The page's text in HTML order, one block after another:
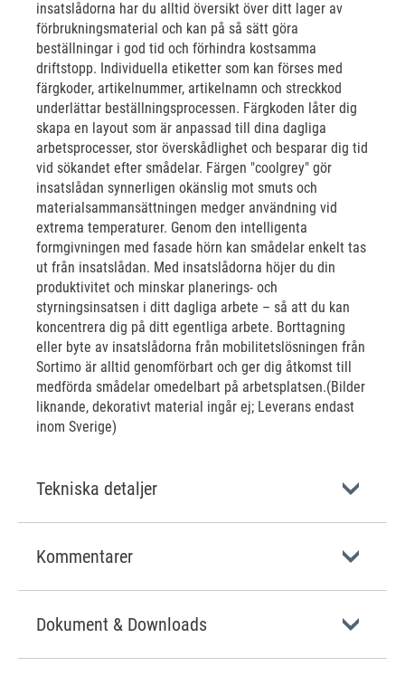
insatslådorna har du alltid översikt över ditt lager av
förbrukningsmaterial och kan på så sätt göra
beställningar i god tid och förhindra kostsamma
driftstopp. Individuella etiketter som kan förses med
färgkoder, artikelnummer, artikelnamn och streckkod
underlättar beställningsprocessen. Färgkoden låter dig
skapa en layout som är anpassad till dina dagliga
arbetsprocesser, stor överskådlighet och besparar dig tid
vid sökandet efter smådelar. Färgen "coolgrey" gör
insatslådan synnerligen okänslig mot smuts och
materialsammansättningen medger användning vid
extrema temperaturer. Genom den intelligenta
formgivningen med fasade hörn kan smådelar enkelt tas
ut från insatslådan. Med insatslådorna höjer du din
produktivitet och minskar planerings- och
styrningsinsatsen i ditt dagliga arbete – så att du kan
koncentrera dig på ditt egentliga arbete. Borttagning
eller byte av insatslådorna från mobilitetslösningen från
Sortimo är alltid genomförbart och ger dig åtkomst till
medförda smådelar omedelbart på arbetsplatsen.(Bilder
liknande, dekorativt material ingår ej; Leverans endast
inom Sverige)
Tekniska detaljer
Kommentarer
Dokument & Downloads